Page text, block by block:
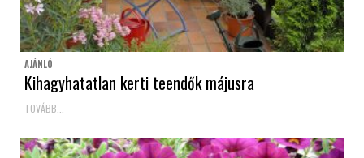
AJÁNLÓ
Kihagyhatatlan kerti teendők májusra
TOVÁBB...